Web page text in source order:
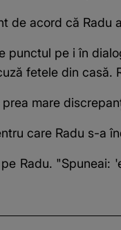
de acord că Radu
punctul pe i în
fetele din casă.
mare
care Radu s-a
Radu.